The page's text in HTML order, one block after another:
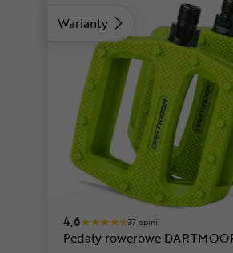
Warianty
4,6 37 opinii
Pedały rowerowe